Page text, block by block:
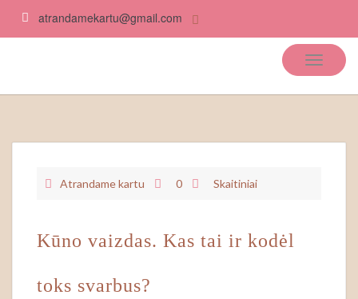
atrandamekartu@gmail.com
Atrandame kartu 0 Skaitiniai
Kūno vaizdas. Kas tai ir kodėl
toks svarbus?